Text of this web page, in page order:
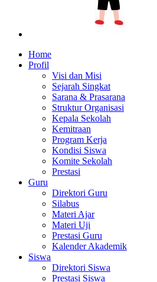
Home
Profil
Visi dan Misi
Sejarah Singkat
Sarana & Prasarana
Struktur Organisasi
Kepala Sekolah
Kemitraan
Program Kerja
Kondisi Siswa
Komite Sekolah
Prestasi
Guru
Direktori Guru
Silabus
Materi Ajar
Materi Uji
Prestasi Guru
Kalender Akademik
Siswa
Direktori Siswa
Prestasi Siswa